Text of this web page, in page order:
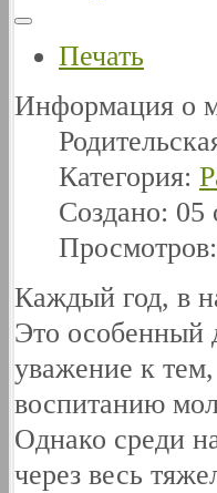
Печать
Информация о
Категория:
Создано: 05
Каждый год, в
Это особенный
уважение к
воспитанию
Однако среди
через весь